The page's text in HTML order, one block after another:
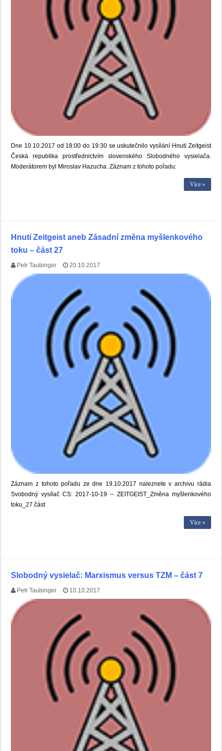
Dne 10.10.2017 od 18:00 do 19:30 se uskutečnilo vysílání Hnutí Zeitgeist
Česká republika prostřednictvím slovenského Slobodného vysielača.
Moderátorem byl Miroslav Hazucha. Záznam z tohoto pořadu:
Více »
Hnutí Zeitgeist aneb Zásadní změna myšlenkového
toku – část 27
Petr Taubinger 20.10.2017
Záznam z tohoto pořadu ze dne 19.10.2017 naleznete v archivu rádia
Svobodný vysílač CS: 2017-10-19 – ZEITGEIST_Změna myšlenkového
toku_27.část
Více »
Slobodný vysielač: Marxismus versus TZM – část 7
Petr Taubinger 10.10.2017